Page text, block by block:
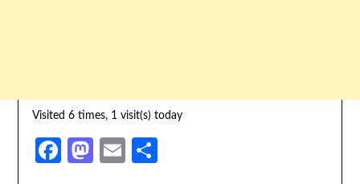
Visited 6 times, 1 visit(s) today
Facebook
Mastodon
Email